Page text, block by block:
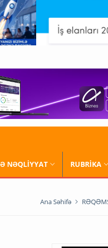
NƏQLİYYAT RUBRİKA
Ana Səhifə